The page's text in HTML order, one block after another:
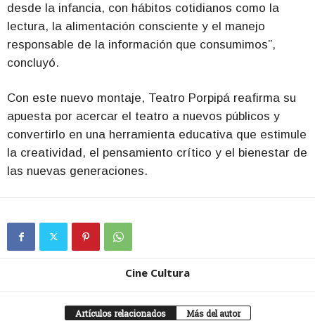
desde la infancia, con hábitos cotidianos como la
lectura, la alimentación consciente y el manejo
responsable de la información que consumimos”,
concluyó.
Con este nuevo montaje, Teatro Porpipá reafirma su
apuesta por acercar el teatro a nuevos públicos y
convertirlo en una herramienta educativa que estimule
la creatividad, el pensamiento crítico y el bienestar de
las nuevas generaciones.
Cine Cultura
Artículos relacionados Más del autor